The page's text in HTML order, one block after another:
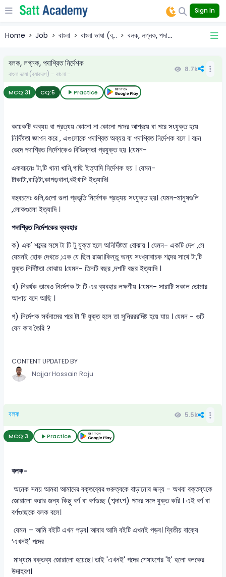
Sign In
Home Job বাংলা বাংলা ভাষা (ব্... বলক, লগ্নক, পদা...
বলক, লগ্নক, পদাশ্রিত নির্দেশক
বাংলা ভাষা (ব্যাকরণ) - বাংলা -
8.7k
MCQ:31 CQ:5 Practice
কয়েকটি অব্যয় বা প্রত্যয় কোনো না কোনো পদের আশ্রয়ে বা পরে সংযুক্ত হয়ে
নির্দিষ্টতা জ্ঞাপন করে , এগুলোকে পদাশ্রিত অব্যয় বা পদাশ্রিত নির্দেশক বলে । বচন
ভেদে পদাশ্রিত নির্দেশকেও বিভিন্নতা প্রযুক্ত হয় ।যেমন-
একবচনেঃ টা,টি খানা খানি,গাছি ইত্যাদি নির্দেশক হয় । যেমন-
টাকাটা,বাড়িটা,কাপড়খানা,বইখানি ইত্যাদি।
বহুবচনেঃ গুলি,গুলো গুলা প্রভৃতি নির্দেশক প্রত্যয় সংযুক্ত হয়। যেমন-মানুষগুলি
,লোকগুলো ইত্যাদি ।
পদাশ্রিত নির্দেশকের ব্যবহার
ক) এক' শব্দের সঙ্গে টা টি টু যুক্ত হলে অনির্দিষ্টতা বোঝায় । যেমন- একটি দেশ ,সে
যেমনই হোক দেখতে ;এক যে ছিল রাজা।কিন্তু অন্য সংখ্যাবাচক শব্দের সাথে টা,টি
যুক্ত নির্দিষ্টতা বোঝায় ।যেমন- তিনটি বছর ,দশটি বছর ইত্যাদি ।
খ) নিরর্থক ভাবেও নির্দেশক টা টি এর ব্যবহার লক্ষণীয় ।যেমন- সারাটি সকাল তোমার
আশায় বসে আছি ।
গ) নির্দেশক সর্বনামের পরে টা টি যুক্ত হলে তা সুনিরররদিষ্ট হয়ে যায় । যেমন - ওটি
যেন কার তৈরি ?
CONTENT UPDATED BY
Najjar Hossain Raju
বলক 5.5k
MCQ:3 Practice
বলক-
অনেক সময় আমরা আমাদের বক্তব্যের গুরুত্বকে বাড়ানোর জন্য - অথবা বক্তব্যকে
জোরালো করার জন্য কিছু বর্ণ বা বর্ণগুচ্ছ (শব্দাংশ) পদের সঙ্গে যুক্ত করি । এই বর্ণ বা
বর্ণগুচ্ছকে বলক বলে।
যেমন – আমি বইটি এখন পড়ব। আবার আমি বইটি এখনই পড়ব। দ্বিতীয় বাক্যে
‘এখনই' পদের
মাধ্যমে বক্তব্য জোরালো হয়েছে। তাই 'এখনই' পদের শেষাংশের 'ই' হলো বলকের
উদাহরণ।